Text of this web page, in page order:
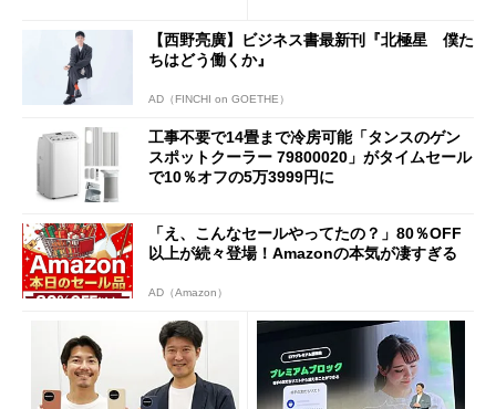
【西野亮廣】ビジネス書最新刊『北極星 僕た
ちはどう働くか』
AD（FINCHI on GOETHE）
工事不要で14畳まで冷房可能「タンスのゲン
スポットクーラー 79800020」がタイムセール
で10％オフの5万3999円に
「え、こんなセールやってたの？」80％OFF
以上が続々登場！Amazonの本気が凄すぎる
AD（Amazon）